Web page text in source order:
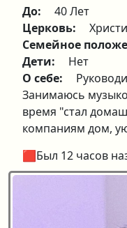
До:
40 Лет
Церковь:
Семейное
Дети:
Нет
О себе:
Занимаюсь
время "стал
компаниям дом,
🟥Был 12 часов